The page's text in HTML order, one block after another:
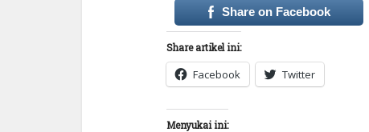
Share on Facebook
Share artikel ini:
Facebook Twitter
Menyukai ini: